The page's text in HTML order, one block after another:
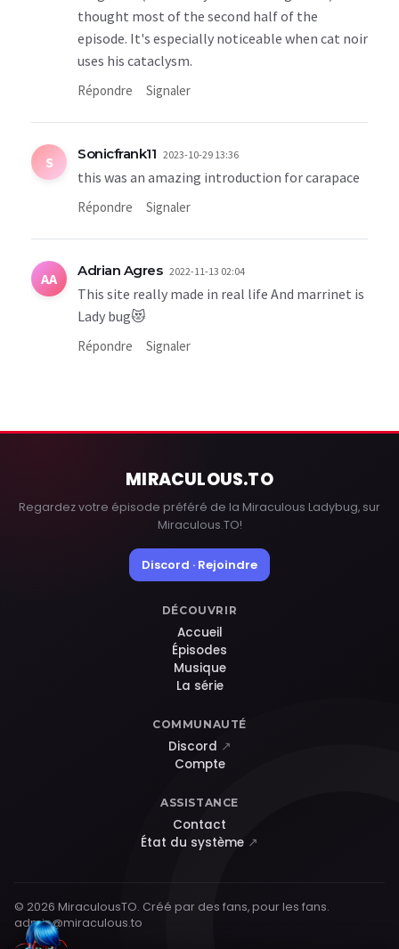
thought most of the second half of the
episode. It's especially noticeable when cat noir
uses his cataclysm.
Répondre Signaler
S Sonicfrank11 2023-10-29 13:36
this was an amazing introduction for carapace
Répondre Signaler
AA Adrian Agres 2022-11-13 02:04
This site really made in real life And marrinet is
Lady bug😻
Répondre Signaler
MIRACULOUS.TO
Regardez votre épisode préféré de la Miraculous Ladybug, sur
Miraculous.TO!
Discord · Rejoindre
DÉCOUVRIR
Accueil
Épisodes
Musique
La série
COMMUNAUTÉ
Discord ↗
Compte
ASSISTANCE
Contact
État du système ↗
© 2026 MiraculousTO. Créé par des fans, pour les fans.
admin@miraculous.to